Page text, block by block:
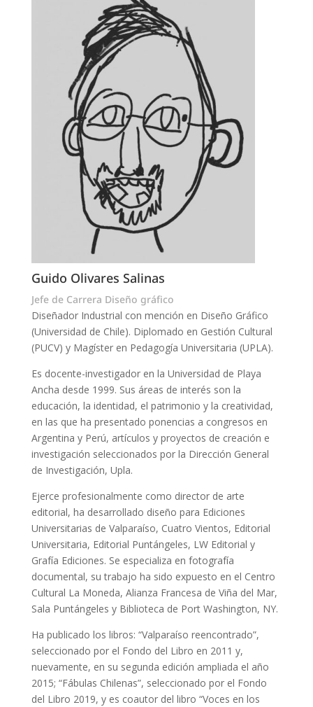
Guido Olivares Salinas
Jefe de Carrera Diseño gráfico
Diseñador Industrial con mención en Diseño Gráfico
(Universidad de Chile). Diplomado en Gestión Cultural
(PUCV) y Magíster en Pedagogía Universitaria (UPLA).
Es docente-investigador en la Universidad de Playa
Ancha desde 1999. Sus áreas de interés son la
educación, la identidad, el patrimonio y la creatividad,
en las que ha presentado ponencias a congresos en
Argentina y Perú, artículos y proyectos de creación e
investigación seleccionados por la Dirección General
de Investigación, Upla.
Ejerce profesionalmente como director de arte
editorial, ha desarrollado diseño para Ediciones
Universitarias de Valparaíso, Cuatro Vientos, Editorial
Universitaria, Editorial Puntángeles, LW Editorial y
Grafía Ediciones. Se especializa en fotografía
documental, su trabajo ha sido expuesto en el Centro
Cultural La Moneda, Alianza Francesa de Viña del Mar,
Sala Puntángeles y Biblioteca de Port Washington, NY.
Ha publicado los libros: “Valparaíso reencontrado”,
seleccionado por el Fondo del Libro en 2011 y,
nuevamente, en su segunda edición ampliada el año
2015; “Fábulas Chilenas”, seleccionado por el Fondo
del Libro 2019, y es coautor del libro “Voces en los